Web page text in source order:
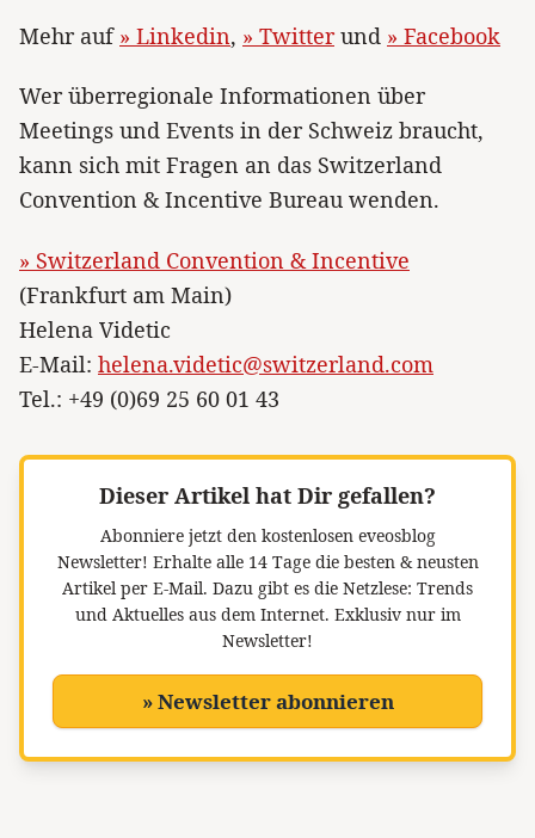
Mehr auf » Linkedin, » Twitterund » Facebook
Wer überregionale Informationen über
Meetings und Events in der Schweiz braucht,
kann sich mit Fragen an das Switzerland
Convention & Incentive Bureau wenden.
» Switzerland Convention & Incentive
(Frankfurt am Main)
Helena Videtic
E-Mail: helena.videtic@switzerland.com
Tel.: +49 (0)69 25 60 01 43
Dieser Artikel hat Dir gefallen?
Abonniere jetzt den kostenlosen eveosblog
Newsletter! Erhalte alle 14 Tage die besten & neusten
Artikel per E-Mail. Dazu gibt es die Netzlese: Trends
und Aktuelles aus dem Internet. Exklusiv nur im
Newsletter!
» Newsletter abonnieren